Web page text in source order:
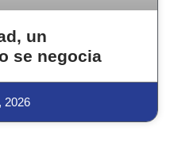
un
se negocia
2026